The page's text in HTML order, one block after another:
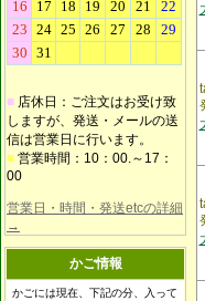
■ 店休日：ご注文はお受け致
しますが、発送・メールの送
信は営業日に行います。
■ 営業時間：10：00.～17：
00
営業日・時間・発送etcの詳細
→
かご情報
かごには現在、下記の分、入って